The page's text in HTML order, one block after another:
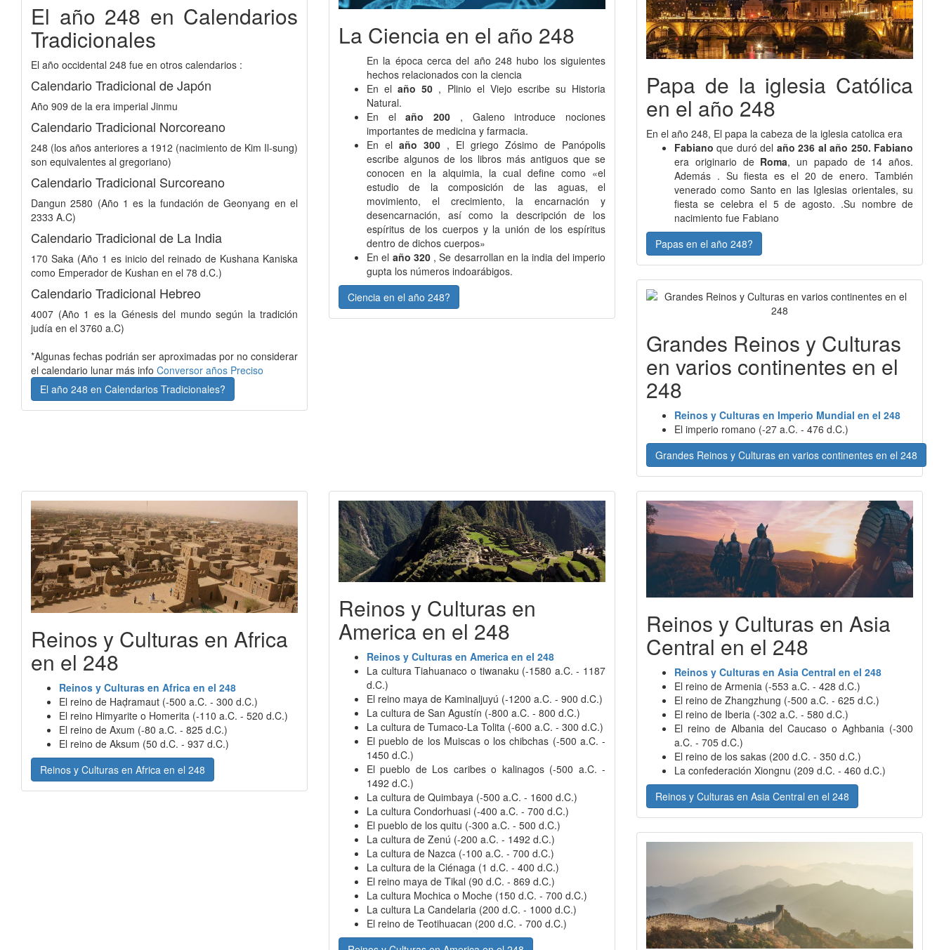
El año 248 en Calendarios
Tradicionales
El año occidental 248 fue en otros calendarios :
Calendario Tradicional de Japón
Año 909 de la era imperial Jinmu
Calendario Tradicional Norcoreano
248 (los años anteriores a 1912 (nacimiento de Kim Il-sung)
son equivalentes al gregoriano)
Calendario Tradicional Surcoreano
Dangun 2580 (Año 1 es la fundación de Geonyang en el
2333 A.C)
Calendario Tradicional de La India
170 Saka (Año 1 es inicio del reinado de Kushana Kaniska
como Emperador de Kushan en el 78 d.C.)
Calendario Tradicional Hebreo
4007 (Año 1 es la Génesis del mundo según la tradición
judía en el 3760 a.C)
*Algunas fechas podrián ser aproximadas por no considerar
el calendario lunar más info Conversor años Preciso
El año 248 en Calendarios Tradicionales?
La Ciencia en el año 248
En la época cerca del año 248 hubo los siguientes
hechos relacionados con la ciencia
En elaño 50 , Plinio el Viejo escribe su Historia
Natural.
En elaño 200 , Galeno introduce nociones
importantes de medicina y farmacia.
En el año 300 , El griego Zósimo de Panópolis
escribe algunos de los libros más antiguos que se
conocen en la alquimia, la cual define como «el
estudio de la composición de las aguas, el
movimiento, el crecimiento, la encarnación y
desencarnación, así como la descripción de los
espíritus de los cuerpos y la unión de los espíritus
dentro de dichos cuerpos»
En el año 320 , Se desarrollan en la india del imperio
gupta los números indoarábigos.
Ciencia en el año 248?
Papa de la iglesia Católica
en el año 248
En el año 248, El papa la cabeza de la iglesia catolica era
Fabianoque duró del año 236 al año 250. Fabiano
era originario de Roma, un papado de 14 años.
Además . Su fiesta es el 20 de enero. También
venerado como Santo en las Iglesias orientales, su
fiesta se celebra el 5 de agosto. .Su nombre de
nacimiento fue Fabiano
Papas en el año 248?
Grandes Reinos y Culturas
en varios continentes en el
248
Reinos y Culturas en Imperio Mundial en el 248
El imperio romano (-27 a.C. - 476 d.C.)
Grandes Reinos y Culturas en varios continentes en el 248
Reinos y Culturas en Africa
en el 248
Reinos y Culturas en Africa en el 248
El reino de Haḍramaut (-500 a.C. - 300 d.C.)
El reino Himyarite o Homerita (-110 a.C. - 520 d.C.)
El reino de Axum (-80 a.C. - 825 d.C.)
El reino de Aksum (50 d.C. - 937 d.C.)
Reinos y Culturas en Africa en el 248
Reinos y Culturas en
America en el 248
Reinos y Culturas en America en el 248
La cultura Tiahuanaco o tiwanaku (-1580 a.C. - 1187
d.C.)
El reino maya de Kaminaljuyú (-1200 a.C. - 900 d.C.)
La cultura de San Agustín (-800 a.C. - 800 d.C.)
La cultura de Tumaco-La Tolita (-600 a.C. - 300 d.C.)
El pueblo de los Muiscas o los chibchas (-500 a.C. -
1450 d.C.)
El pueblo de Los caribes o kalinagos (-500 a.C. -
1492 d.C.)
La cultura de Quimbaya (-500 a.C. - 1600 d.C.)
La cultura Condorhuasi (-400 a.C. - 700 d.C.)
El pueblo de los quitu (-300 a.C. - 500 d.C.)
La cultura de Zenú (-200 a.C. - 1492 d.C.)
La cultura de Nazca (-100 a.C. - 700 d.C.)
La cultura de la Ciénaga (1 d.C. - 400 d.C.)
El reino maya de Tikal (90 d.C. - 869 d.C.)
La cultura Mochica o Moche (150 d.C. - 700 d.C.)
La cultura La Candelaria (200 d.C. - 1000 d.C.)
El reino de Teotihuacan (200 d.C. - 700 d.C.)
Reinos y Culturas en Asia
Central en el 248
Reinos y Culturas en Asia Central en el 248
El reino de Armenia (-553 a.C. - 428 d.C.)
El reino de Zhangzhung (-500 a.C. - 625 d.C.)
El reino de Iberia (-302 a.C. - 580 d.C.)
El reino de Albania del Caucaso o Aghbania (-300
a.C. - 705 d.C.)
El reino de los sakas (200 d.C. - 350 d.C.)
La confederación Xiongnu (209 d.C. - 460 d.C.)
Reinos y Culturas en Asia Central en el 248